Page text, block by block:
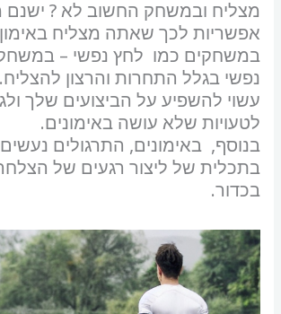
font_download
סמן קישורים
לאפס את כל
השארת משוב
הצהרת נגישות
מצליח ובמשחק החשוב לא ? ישנם
אפשריות לכך שאתה מצליח
במשחקים כמו לחץ נפשי –
נפשי בגלל התחרות והרצון
עשוי להשפיע על הביצועים שלך
לטעויות שלא עושה באימונים.
בנוסף, באימונים, התרגולים
בתכלית של ליצור רגעים של
בכדור.